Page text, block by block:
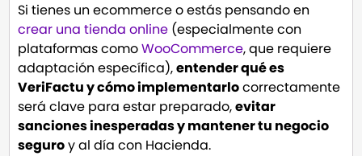
Si tienes un ecommerce o estás pensando en
crear una tienda online (especialmente con
plataformas comoWooCommerce, que requiere
adaptación específica),entender qué es
VeriFactu y cómo implementarlocorrectamente
será clave para estar preparado,evitar
sanciones inesperadas y mantener tu negocio
seguroy al día con Hacienda.